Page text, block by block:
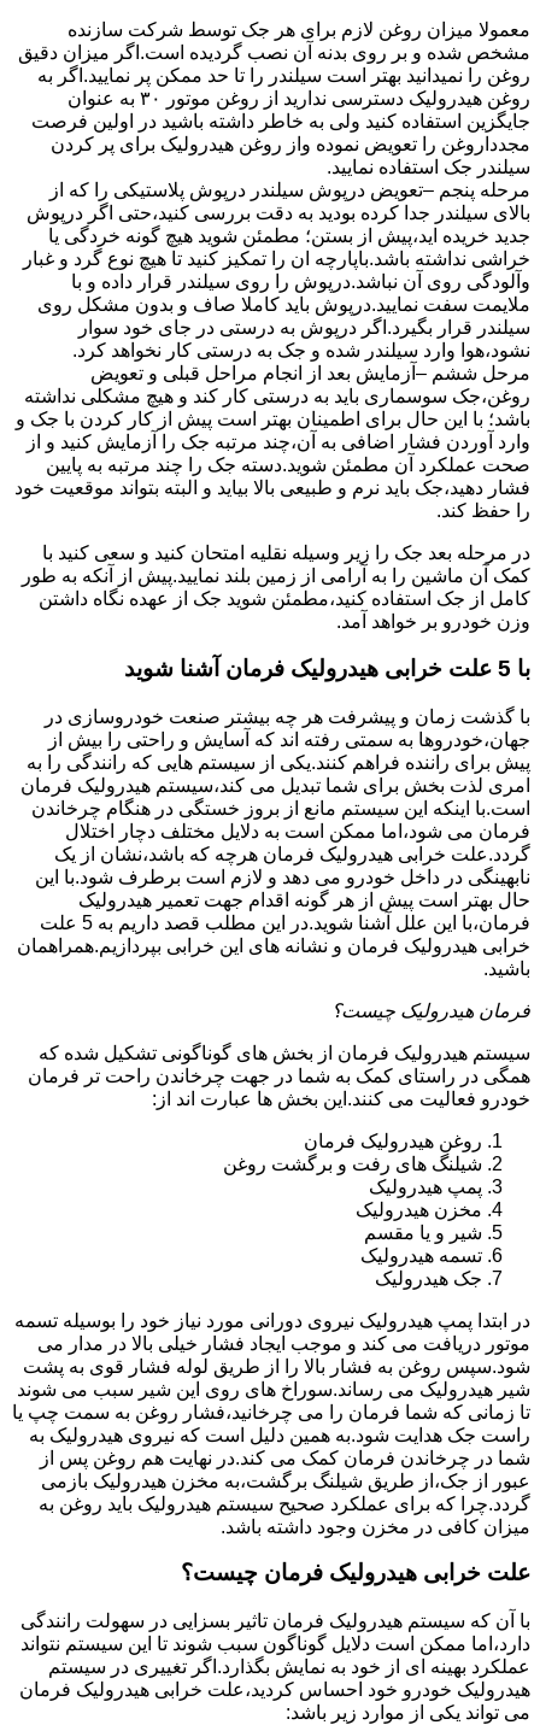
معمولا میزان روغن لازم برای هر جک توسط شرکت سازنده
مشخص شده و بر روی بدنه آن نصب گردیده است.اگر میزان دقیق
روغن را نمیدانید بهتر است سیلندر را تا حد ممکن پر نمایید.اگر به
روغن هیدرولیک دسترسی ندارید از روغن موتور ۳۰ به عنوان
جایگزین استفاده کنید ولی به خاطر داشته باشید در اولین فرصت
مجدداروغن را تعویض نموده واز روغن هیدرولیک برای پر کردن
سیلندر جک استفاده نمایید.
مرحله پنجم –تعویض درپوش سیلندر درپوش پلاستیکی را که از
بالای سیلندر جدا کرده بودید به دقت بررسی کنید،حتی اگر درپوش
جدید خریده اید،پیش از بستن؛ مطمئن شوید هیچ گونه خردگی یا
خراشی نداشته باشد.باپارچه ان را تمکیز کنید تا هیچ نوع گرد و غبار
وآلودگی روی آن نباشد.درپوش را روی سیلندر قرار داده و با
ملایمت سفت نمایید.درپوش باید کاملا صاف و بدون مشکل روی
سیلندر قرار بگیرد.اگر درپوش به درستی در جای خود سوار
نشود،هوا وارد سیلندر شده و جک به درستی کار نخواهد کرد.
مرحل ششم –آزمایش بعد از انجام مراحل قبلی و تعویض
روغن،جک سوسماری باید به درستی کار کند و هیچ مشکلی نداشته
باشد؛ با این حال برای اطمینان بهتر است پیش از کار کردن با جک و
وارد آوردن فشار اضافی به آن،چند مرتبه جک را آزمایش کنید و از
صحت عملکرد آن مطمئن شوید.دسته جک را چند مرتبه به پایین
فشار دهید،جک باید نرم و طبیعی بالا بیاید و البته بتواند موقعیت خود
را حفظ کند.
در مرحله بعد جک را زیر وسیله نقلیه امتحان کنید و سعی کنید با
کمک آن ماشین را به آرامی از زمین بلند نمایید.پیش از آنکه به طور
کامل از جک استفاده کنید،مطمئن شوید جک از عهده نگاه داشتن
وزن خودرو بر خواهد آمد.
با 5 علت خرابی هیدرولیک فرمان آشنا شوید
با گذشت زمان و پیشرفت هر چه بیشتر صنعت خودروسازی در
جهان،خودروها به سمتی رفته اند که آسایش و راحتی را بیش از
پیش برای راننده فراهم کنند.یکی از سیستم هایی که رانندگی را به
امری لذت بخش برای شما تبدیل می کند،سیستم هیدرولیک فرمان
است.با اینکه این سیستم مانع از بروز خستگی در هنگام چرخاندن
فرمان می شود،اما ممکن است به دلایل مختلف دچار اختلال
گردد.علت خرابی هیدرولیک فرمان هرچه که باشد،نشان از یک
نابهینگی در داخل خودرو می دهد و لازم است برطرف شود.با این
حال بهتر است پیش از هر گونه اقدام جهت تعمیر هیدرولیک
فرمان،با این علل آشنا شوید.در این مطلب قصد داریم به 5 علت
خرابی هیدرولیک فرمان و نشانه های این خرابی بپردازیم.همراهمان
باشید.
فرمان هیدرولیک چیست؟
سیستم هیدرولیک فرمان از بخش های گوناگونی تشکیل شده که
همگی در راستای کمک به شما در جهت چرخاندن راحت تر فرمان
خودرو فعالیت می کنند.این بخش ها عبارت اند از:
روغن هیدرولیک فرمان
شیلنگ های رفت و برگشت روغن
پمپ هیدرولیک
مخزن هیدرولیک
شیر و یا مقسم
تسمه هیدرولیک
جک هیدرولیک
در ابتدا پمپ هیدرولیک نیروی دورانی مورد نیاز خود را بوسیله تسمه
موتور دریافت می کند و موجب ایجاد فشار خیلی بالا در مدار می
شود.سپس روغن به فشار بالا را از طریق لوله فشار قوی به پشت
شیر هیدرولیک می رساند.سوراخ های روی این شیر سبب می شوند
تا زمانی که شما فرمان را می چرخانید،فشار روغن به سمت چپ یا
راست جک هدایت شود.به همین دلیل است که نیروی هیدرولیک به
شما در چرخاندن فرمان کمک می کند.در نهایت هم روغن پس از
عبور از جک،از طریق شیلنگ برگشت،به مخزن هیدرولیک بازمی
گردد.چرا که برای عملکرد صحیح سیستم هیدرولیک باید روغن به
میزان کافی در مخزن وجود داشته باشد.
علت خرابی هیدرولیک فرمان چیست؟
با آن که سیستم هیدرولیک فرمان تاثیر بسزایی در سهولت رانندگی
دارد،اما ممکن است دلایل گوناگون سبب شوند تا این سیستم نتواند
عملکرد بهینه ای از خود به نمایش بگذارد.اگر تغییری در سیستم
هیدرولیک خودرو خود احساس کردید،علت خرابی هیدرولیک فرمان
می تواند یکی از موارد زیر باشد: